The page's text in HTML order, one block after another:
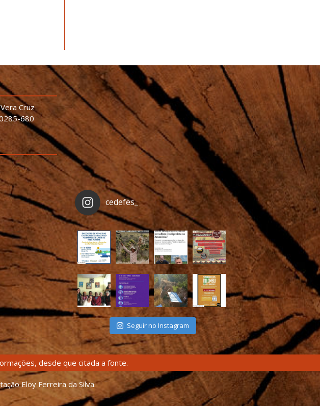
Cruz
680
cedefes_
Seguir no Instagram
desde que citada a fonte.
Eloy Ferreira da Silva.